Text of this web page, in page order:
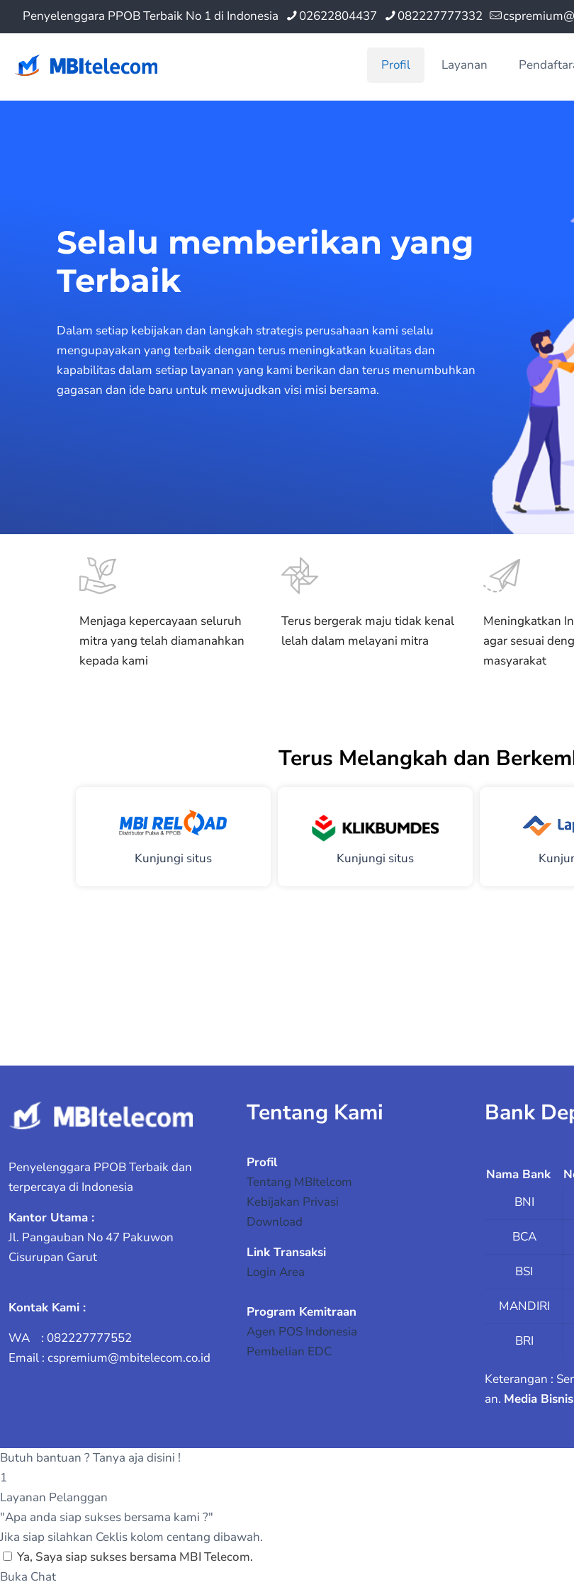
Penyelenggara PPOB Terbaik No 1 di Indonesia 02622804437 082227777332
Profil Layanan
Selalu memberikan yang
Terbaik
Dalam setiap kebijakan dan langkah strategis perusahaan kami selalu
mengupayakan yang terbaik dengan terus meningkatkan kualitas dan
kapabilitas dalam setiap layanan yang kami berikan dan terus menumbuhkan
gagasan dan ide baru untuk mewujudkan visi misi bersama.
Menjaga kepercayaan seluruh
mitra yang telah diamanahkan
kepada kami
Terus bergerak maju tidak kenal
lelah dalam melayani mitra
Meningkatkan
agar sesuai
masyarakat
Terus Melangkah dan
Kunjungi situs Kunjungi situs
Penyelenggara PPOB Terbaik dan
terpercaya di Indonesia
Kantor Utama :
Jl. Pangauban No 47 Pakuwon
Cisurupan Garut
Kontak Kami :
WA : 082227777552
Email : cspremium@mbitelecom.co.id
Tentang Kami
Profil
Tentang MBItelcom
Kebijakan Privasi
Download
Link Transaksi
Login Area
Program Kemitraan
Agen POS Indonesia
Pembelian EDC
Bank
Nama Bank
BNI
BCA
BSI
MANDIRI
BRI
Keterangan :
an. Media
Butuh bantuan ? Tanya aja disini !
1
Layanan Pelanggan
"Apa anda siap sukses bersama kami ?"
Jika siap silahkan Ceklis kolom centang dibawah.
Ya, Saya siap sukses bersama MBI Telecom.
Buka Chat